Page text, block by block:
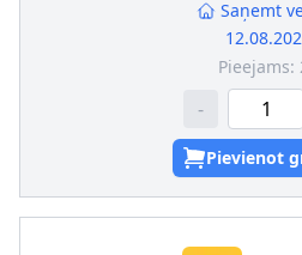
7439-92-1; svins
Montāža/demontāža jāveic
Kvēlspuldzes cokola konstrukcija
Saņemt
Pieejams:
-
Pievienot